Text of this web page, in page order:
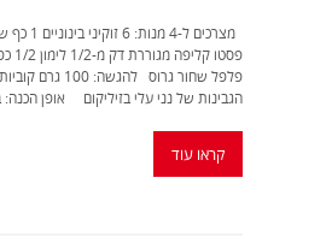
פלפל שחור גרוס
הגבינות של נני עלי בזיליקום אופן הכנה:
קראו עוד